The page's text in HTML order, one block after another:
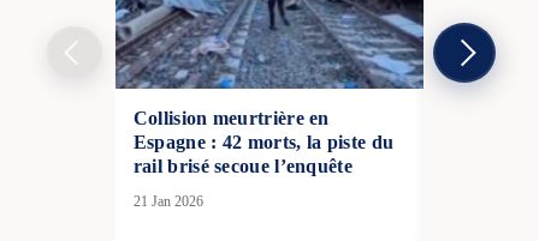
Collision meurtrière en
Espagne : 42 morts, la piste du
rail brisé secoue l’enquête
21 Jan 2026